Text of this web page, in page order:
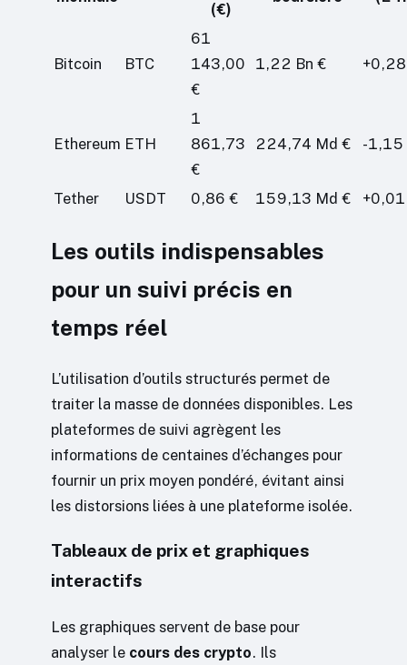
(€)
Bitcoin BTC
61
143,00
€
1,22 Bn €
Ethereum ETH
1
861,73
€
224,74 Md € -1,15
Tether USDT 0,86 € 159,13 Md € +0,01
Les outils indispensables
pour un suivi précis en
temps réel
L’utilisation d’outils structurés permet de
traiter la masse de données disponibles. Les
plateformes de suivi agrègent les
informations de centaines d’échanges pour
fournir un prix moyen pondéré, évitant ainsi
les distorsions liées à une plateforme isolée.
Tableaux de prix et graphiques
interactifs
Les graphiques servent de base pour
analyser le cours des crypto. Ils